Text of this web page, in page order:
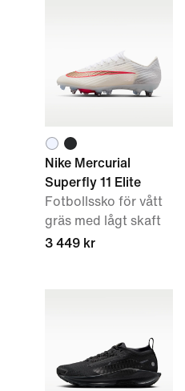
Nike Mercurial
Superfly 11 Elite
Fotbollssko för vått
gräs med lågt skaft
3 449 kr